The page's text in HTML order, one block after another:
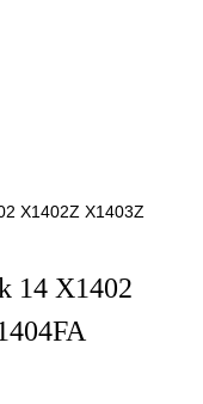
X1402Z X1403Z
14 X1402